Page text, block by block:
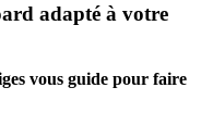
adapté à votre
vous guide pour faire